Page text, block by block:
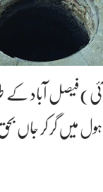
آباد کے
میں گر کر جاں